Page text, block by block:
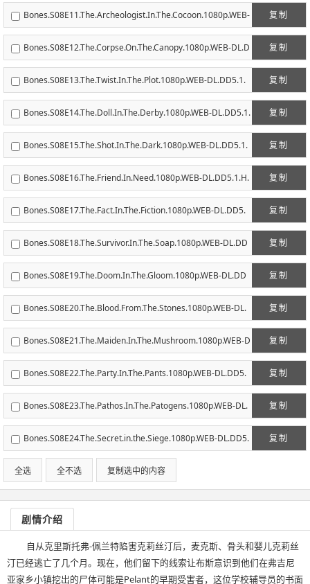
D5.1.H.264-ECI.mkv
复制
Bones.S08E11.The.Archeologist.In.The.Cocoon.1080p.WEB-
DL.DD5.1.H.264-ECI.mkv
复制
Bones.S08E12.The.Corpse.On.The.Canopy.1080p.WEB-DL.D
D5.1.H.264-ECI.mkv
复制
Bones.S08E13.The.Twist.In.The.Plot.1080p.WEB-DL.DD5.1.
H.264-ECI.mkv
复制
Bones.S08E14.The.Doll.In.The.Derby.1080p.WEB-DL.DD5.1.
H.264-ECI.mkv
复制
Bones.S08E15.The.Shot.In.The.Dark.1080p.WEB-DL.DD5.1.
H.264-ECI.mkv
复制
Bones.S08E16.The.Friend.In.Need.1080p.WEB-DL.DD5.1.H.
264-ECI.mkv
复制
Bones.S08E17.The.Fact.In.The.Fiction.1080p.WEB-DL.DD5.
1.H.264-ECI.mkv
复制
Bones.S08E18.The.Survivor.In.The.Soap.1080p.WEB-DL.DD
5.1.H.264-ECI.mkv
复制
Bones.S08E19.The.Doom.In.The.Gloom.1080p.WEB-DL.DD
5.1.H.264-ECI.mkv
复制
Bones.S08E20.The.Blood.From.The.Stones.1080p.WEB-DL.
DD5.1.H.264-ECI.mkv
复制
Bones.S08E21.The.Maiden.In.The.Mushroom.1080p.WEB-D
L.DD5.1.H.264-ECI.mkv
复制
Bones.S08E22.The.Party.In.The.Pants.1080p.WEB-DL.DD5.
1.H.264-ECI.mkv
复制
Bones.S08E23.The.Pathos.In.The.Patogens.1080p.WEB-DL.
DD5.1.H.264-ECI.mkv
复制
Bones.S08E24.The.Secret.in.the.Siege.1080p.WEB-DL.DD5.
1.H.264-ECI.mkv
全选 全不选 复制选中的内容
剧情介绍
自从克里斯托弗-佩兰特陷害克莉丝汀后，麦克斯、骨头和婴儿克莉丝
汀已经逃亡了几个月。现在，他们留下的线索让布斯意识到他们在弗吉尼
亚家乡小镇挖出的尸体可能是Pelant的早期受害者，这位学校辅导员的书面